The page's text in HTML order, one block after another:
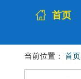
首页
当前位置： 首页